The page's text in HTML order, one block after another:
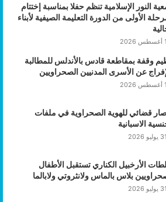
النور الإسلامية تنظم حفلا بمناسبة إختتام
الأولى من الدورة التعليمة الصيفية لأبناء
1 أغسطس 2026
وقفة بمقاطعة قادس بالأندلس للمطالبة
عن الأسرى المدنيين الصحراويين
1 أغسطس 2026
قضائي للهوية الصحراوية في ملفات
الاسبانية
31 يوليو 2026
الأرخبيل الكناري تستقبل الأطفال
بلاس بالماس ولانثروتي ولابالما
31 يوليو 2026